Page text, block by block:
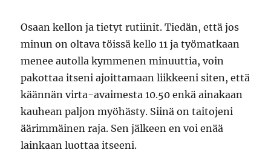
Osaan kellon ja tietyt rutiinit. Tiedän, että jos
minun on oltava töissä kello 11 ja työmatkaan
menee autolla kymmenen minuuttia, voin
pakottaa itseni ajoittamaan liikkeeni siten, että
käännän virta-avaimesta 10.50 enkä ainakaan
kauhean paljon myöhästy. Siinä on taitojeni
äärimmäinen raja. Sen jälkeen en voi enää
lainkaan luottaa itseeni.